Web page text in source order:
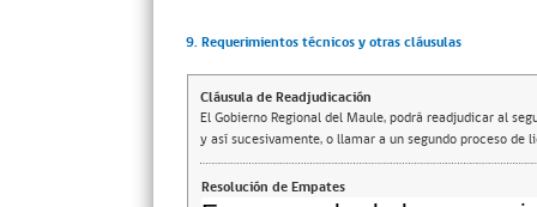
9. Requerimientos técnicos y otras cláusulas
Cláusula de Readjudicación
El Gobierno Regional del Maule, podrá readjudicar al
y así sucesivamente, o llamar a un segundo proceso de
Resolución de Empates